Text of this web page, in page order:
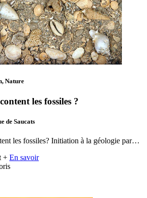
Nature
les fossiles ?
de Saucats
les fossiles? Initiation à la géologie par…
+ En savoir